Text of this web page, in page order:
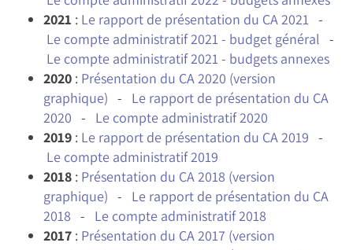
2021 : Le rapport de présentation du CA 2021 -
Le compte administratif 2021 - budget général -
Le compte administratif 2021 - budgets annexes
2020 : Présentation du CA 2020 (version
graphique) - Le rapport de présentation du CA
2020 - Le compte administratif 2020
2019 : Le rapport de présentation du CA 2019 -
Le compte administratif 2019
2018 : Présentation du CA 2018 (version
graphique) - Le rapport de présentation du CA
2018 - Le compte administratif 2018
2017 : Présentation du CA 2017 (version